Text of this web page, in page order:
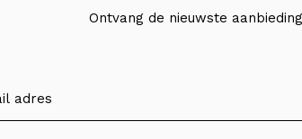
Ontvang de nieuwste